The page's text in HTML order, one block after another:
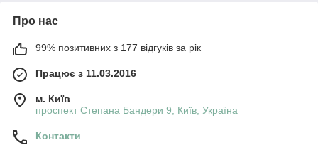
Про нас
99% позитивних з 177 відгуків за рік
Працює з 11.03.2016
м. Київ
проспект Степана Бандери 9, Київ, Україна
Контакти